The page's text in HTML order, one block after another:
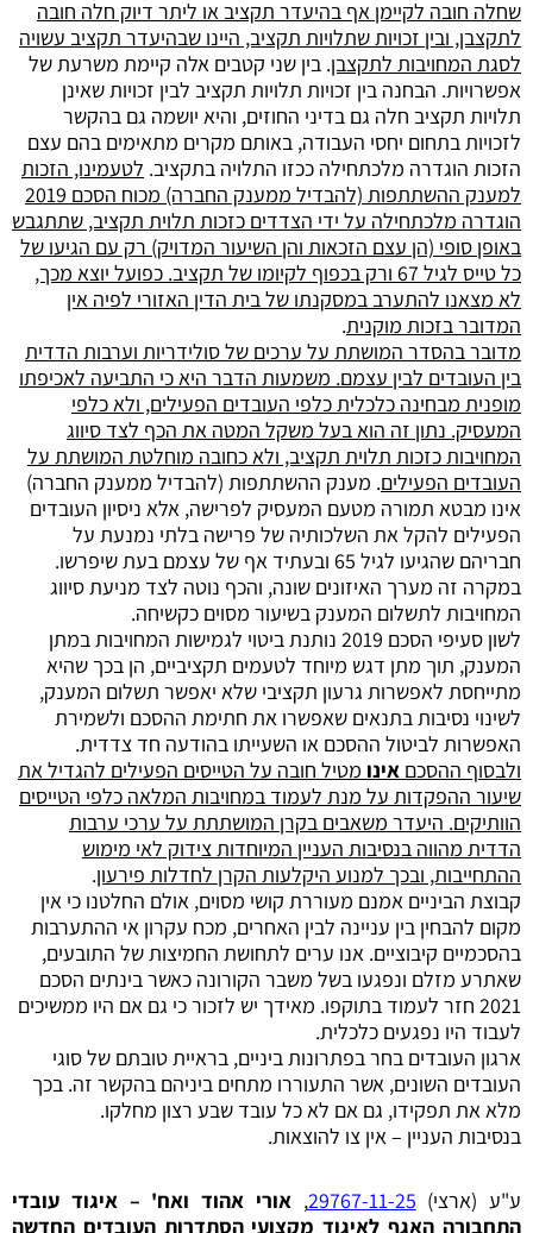
שחלה חובה לקיימן אף בהיעדר תקציב או ליתר דיוק חלה חובה
לתקצבן, ובין זכויות שתלויות תקציב, היינו שבהיעדר תקציב עשויה
לסגת המחויבות לתקצבן. בין שני קטבים אלה קיימת משרעת של
אפשרויות. הבחנה בין זכויות תלויות תקציב לבין זכויות שאינן
תלויות תקציב חלה גם בדיני החוזים, והיא יושמה גם בהקשר
לזכויות בתחום יחסי העבודה, באותם מקרים מתאימים בהם עצם
הזכות הוגדרה מלכתחילה ככזו התלויה בתקציב. לטעמינו, הזכות
למענק ההשתתפות (להבדיל ממענק החברה) מכוח הסכם 2019
הוגדרה מלכתחילה על ידי הצדדים כזכות תלוית תקציב, שתתגבש
באופן סופי (הן עצם הזכאות והן השיעור המדויק) רק עם הגיעו של
כל טייס לגיל 67 ורק בכפוף לקיומו של תקציב. כפועל יוצא מכך,
לא מצאנו להתערב במסקנתו של בית הדין האזורי לפיה אין
המדובר בזכות מוקנית.
מדובר בהסדר המושתת על ערכים של סולידריות וערבות הדדית
בין העובדים לבין עצמם. משמעות הדבר היא כי התביעה לאכיפתו
מופנית מבחינה כלכלית כלפי העובדים הפעילים, ולא כלפי
המעסיק. נתון זה הוא בעל משקל המטה את הכף לצד סיווג
המחויבות כזכות תלוית תקציב, ולא כחובה מוחלטת המושתת על
העובדים הפעילים. מענק ההשתתפות (להבדיל ממענק החברה)
אינו מבטא תמורה מטעם המעסיק לפרישה, אלא ניסיון העובדים
הפעילים להקל את השלכותיה של פרישה בלתי נמנעת על
חבריהם שהגיעו לגיל 65 ובעתיד אף של עצמם בעת שיפרשו.
במקרה זה מערך האיזונים שונה, והכף נוטה לצד מניעת סיווג
המחויבות לתשלום המענק בשיעור מסוים כקשיחה.
לשון סעיפי הסכם 2019 נותנת ביטוי לגמישות המחויבות במתן
המענק, תוך מתן דגש מיוחד לטעמים תקציביים, הן בכך שהיא
מתייחסת לאפשרות גרעון תקציבי שלא יאפשר תשלום המענק,
לשינוי נסיבות בתנאים שאפשרו את חתימת ההסכם ולשמירת
האפשרות לביטול ההסכם או השעייתו בהודעה חד צדדית.
ולבסוף ההסכם אינו מטיל חובה על הטייסים הפעילים להגדיל את
שיעור ההפקדות על מנת לעמוד במחויבות המלאה כלפי הטייסים
הוותיקים. היעדר משאבים בקרן המושתתת על ערכי ערבות
הדדית מהווה בנסיבות העניין המיוחדות צידוק לאי מימוש
ההתחייבות, ובכך למנוע היקלעות הקרן לחדלות פירעון.
קבוצת הביניים אמנם מעוררת קושי מסוים, אולם החלטנו כי אין
מקום להבחין בין עניינה לבין האחרים, מכח עקרון אי ההתערבות
בהסכמיים קיבוציים. אנו ערים לתחושת החמיצות של התובעים,
שאתרע מזלם ונפגעו בשל משבר הקורונה כאשר בינתים הסכם
2021 חזר לעמוד בתוקפו. מאידך יש לזכור כי גם אם היו ממשיכים
לעבוד היו נפגעים כלכלית.
ארגון העובדים בחר בפתרונות ביניים, בראיית טובתם של סוגי
העובדים השונים, אשר התעוררו מתחים ביניהם בהקשר זה. בכך
מלא את תפקידו, גם אם לא כל עובד שבע רצון מחלקו.
בנסיבות העניין – אין צו להוצאות.
ע"ע (ארצי) 29767-11-25
‏,אורי אהוד ואח' – איגוד עובדי
התחבורה האגף לאיגוד מקצועי הסתדרות העובדים ‏החדשה